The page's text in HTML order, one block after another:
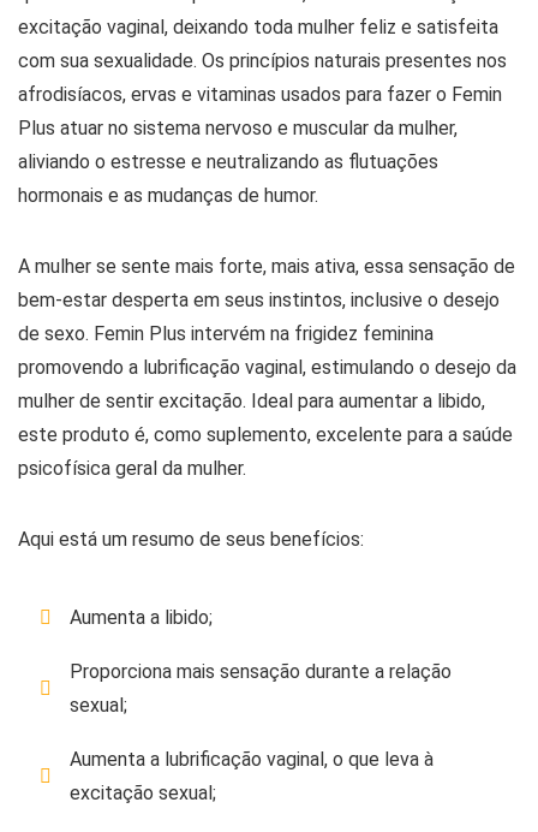
excitação vaginal, deixando toda mulher feliz e satisfeita
com sua sexualidade. Os princípios naturais presentes nos
afrodisíacos, ervas e vitaminas usados ​​para fazer o Femin
Plus atuar no sistema nervoso e muscular da mulher,
aliviando o estresse e neutralizando as flutuações
hormonais e as mudanças de humor.
A mulher se sente mais forte, mais ativa, essa sensação de
bem-estar desperta em seus instintos, inclusive o desejo
de sexo. Femin Plus intervém na frigidez feminina
promovendo a lubrificação vaginal, estimulando o desejo da
mulher de sentir excitação. Ideal para aumentar a libido,
este produto é, como suplemento, excelente para a saúde
psicofísica geral da mulher.
Aqui está um resumo de seus benefícios:
Aumenta a libido;
Proporciona mais sensação durante a relação
sexual;
Aumenta a lubrificação vaginal, o que leva à
excitação sexual;